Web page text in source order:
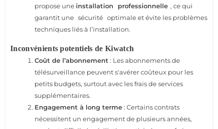
propose une installation professionnelle , ce qui
garantit une sécurité optimale et évite les problèmes
techniques liés à l’installation.
Inconvénients potentiels de Kiwatch
Coût de l’abonnement : Les abonnements de
télésurveillance peuvent s'avérer coûteux pour les
petits budgets, surtout avec les frais de services
supplémentaires.
Engagement à long terme: Certains contrats
nécessitent un engagement de plusieurs années,